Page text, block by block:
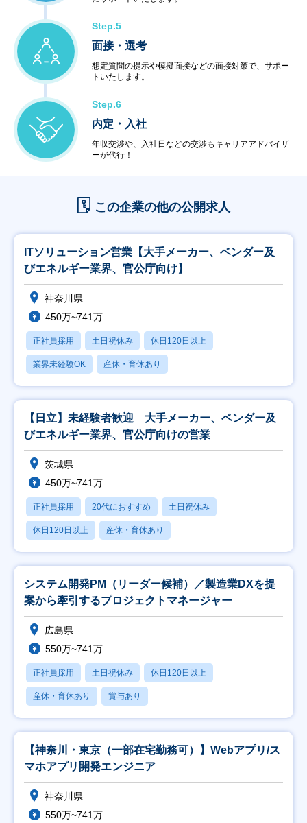
＜コンビニエンスサービス＞
・ハードウェア販売
・ソフトウェア販売
Step.5
面接・選考
想定質問の提示や模擬面接などの面接対策で、サポー
トいたします。
Step.6
内定・入社
年収交渉や、入社日などの交渉もキャリアアドバイザ
ーが代行！
この企業の他の公開求人
ITソリューション営業【大手メーカー、ベンダー及
びエネルギー業界、官公庁向け】
神奈川県
450万~741万
正社員採用 土日祝休み 休日120日以上
業界未経験OK 産休・育休あり
【日立】未経験者歓迎 大手メーカー、ベンダー及
びエネルギー業界、官公庁向けの営業
茨城県
450万~741万
正社員採用 20代におすすめ 土日祝休み
休日120日以上 産休・育休あり
システム開発PM（リーダー候補）／製造業DXを提
案から牽引するプロジェクトマネージャー
広島県
550万~741万
正社員採用 土日祝休み 休日120日以上
産休・育休あり 賞与あり
【神奈川・東京（一部在宅勤務可）】Webアプリ/ス
マホアプリ開発エンジニア
神奈川県
550万~741万